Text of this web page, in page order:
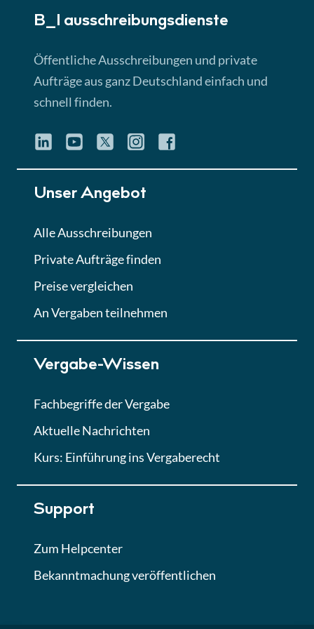
Lektion 3
► 4:31 Min
Quiz
Eignung im Vergabeverfahren
Lektion 6
Abgabe von Angeboten
Lektion
Lektion 7
Finales Quiz
B_I ausschreibungs­dienste
Öffentliche Ausschreibungen und private
Aufträge aus ganz Deutschland einfach und
schnell finden.
Unser Angebot
Alle Ausschreibungen
Private Aufträge finden
Preise vergleichen
An Vergaben teilnehmen
Vergabe-Wissen
Fachbegriffe der Vergabe
Aktuelle Nachrichten
Kurs: Einführung ins Vergaberecht
Support
Zum Helpcenter
Bekanntmachung veröffentlichen